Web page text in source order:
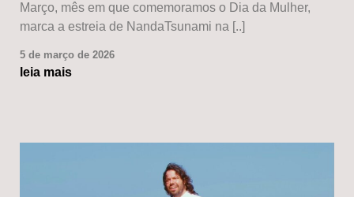
Março, mês em que comemoramos o Dia da Mulher,
marca a estreia de NandaTsunami na [..]
5 de março de 2026
leia mais